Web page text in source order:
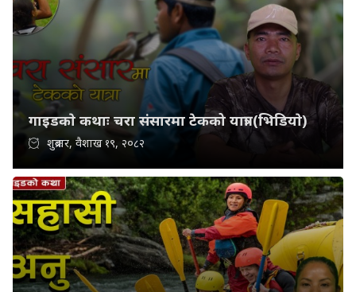
गाइडकाे कथाः चरा संसारमा टेकको यात्रा (भिडियाे)
शुक्रबार, वैशाख १९, २०८२